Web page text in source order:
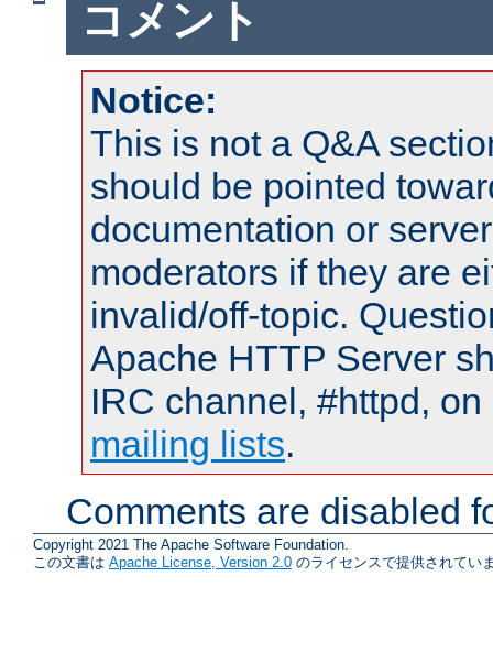
コメント
Notice:
This is not a Q&A
should be pointed
documentation or
moderators if they are
invalid/off-topic.
Apache HTTP Server
IRC channel, #httpd,
mailing lists.
Comments are disabled
Copyright 2021 The Apache Software Foundation.
この文書は Apache License, Version 2.0 のライセンスで提供されてい